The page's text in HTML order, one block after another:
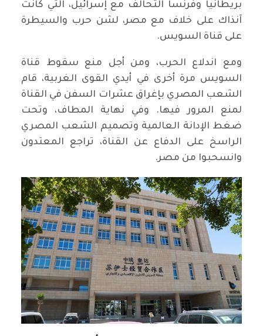
بريطانيا وفرنسا التحالف مع إسرائيل، التي كانت
آنذاك على خلاف مع مصر، لشن حرب والسيطرة
على قناة السويس.
ومع اندلاع الحرب، ومن أجل منع سقوط قناة
السويس مرة أخرى في أيدي القوى الغربية، قام
الشعب المصري بإغراق عشرات السفن في القناة
لمنع المرور فيها. وفي نهاية المطاف، وتحت
ضغط الإدانة العالمية وتصميم الشعب المصري
الراسخ على الدفاع عن القناة، تراجع المعتدون
وانسحبوا من مصر.